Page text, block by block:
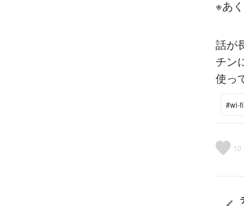
※あ
話が
チン
使っ
#wi-fi
10